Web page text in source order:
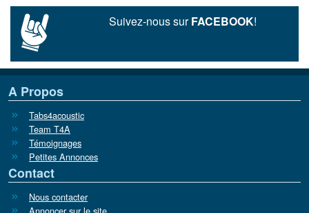
Suivez-nous surFACEBOOK!
A Propos
Tabs4acoustic
Team T4A
Témoignages
Petites Annonces
Contact
Nous contacter